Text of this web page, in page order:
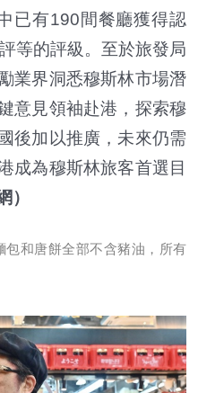
已有190間餐廳獲得認
等的評級。至於旅發局
業界洞悉穆斯林市場潛
意見領袖赴港，探索穆
後加以推廣，未來仍需
成為穆斯林旅客首選目
）
和唐餅全部不含豬油，所有